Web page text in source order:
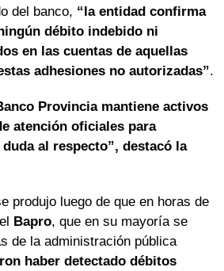
del banco, “la entidad confirma
débito indebido ni
en las cuentas de aquellas
adhesiones no autorizadas”.
Provincia mantiene activos
atención oficiales para
al respecto”, destacó la
produjo luego de que en horas de
Bapro, que en su mayoría se
de la administración pública
haber detectado débitos